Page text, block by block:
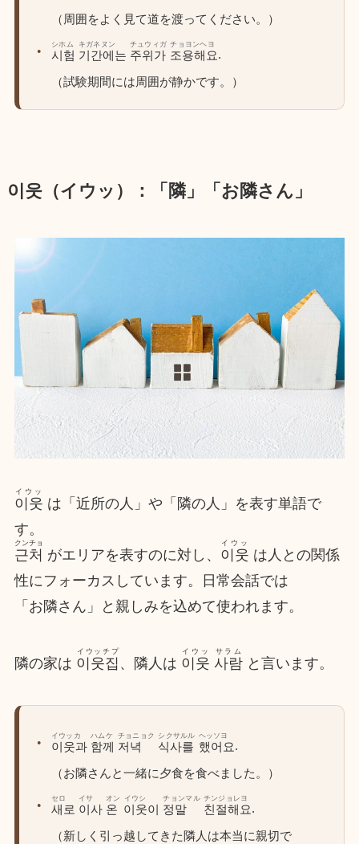
（周囲をよく見て道を渡ってください。）
시험
シホム
기간에는
キガネヌン
주위가
チュウィガ
조용해요
チョヨンヘヨ
.
（試験期間には周囲が静かです。）
이웃（イウッ）：「隣」「お隣さん」
이웃
イウッ
は「近所の人」や「隣の人」を表す単語で
す。
근처
クンチョ
がエリアを表すのに対し、 이웃
イウッ
は人との関係
性にフォーカスしています。日常会話では
「お隣さん」と親しみを込めて使われます。
隣の家は 이웃집
イウッチプ
、隣人は 이웃 사람
イウッ サラム
と言います。
이웃과
イウッカ
함께
ハムケ
저녁
チョニョク
식사를
シクサルル
했어요
ヘッソヨ
.
（お隣さんと一緒に夕食を食べました。）
새로
セロ
이사
イサ
온
オン
이웃이
イウシ
정말
チョンマル
친절해요
チンジョレヨ
.
（新しく引っ越してきた隣人は本当に親切で